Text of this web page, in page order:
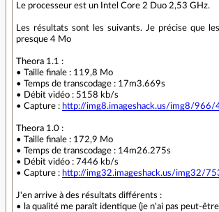
Le processeur est un Intel Core 2 Duo 2,53 GHz.
Les résultats sont les suivants. Je précise que
presque 4 Mo
Theora 1.1 :
• Taille finale : 119,8 Mo
• Temps de transcodage : 17m3.669s
• Débit vidéo : 5158 kb/s
• Capture : http://img8.imageshack.us/img8/
Theora 1.0 :
• Taille finale : 172,9 Mo
• Temps de transcodage : 14m26.275s
• Débit vidéo : 7446 kb/s
• Capture : http://img32.imageshack.us/img32/
J'en arrive à des résultats différents :
• la qualité me paraît identique (je n'ai pas peut-